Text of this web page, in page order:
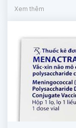
Xem thêm